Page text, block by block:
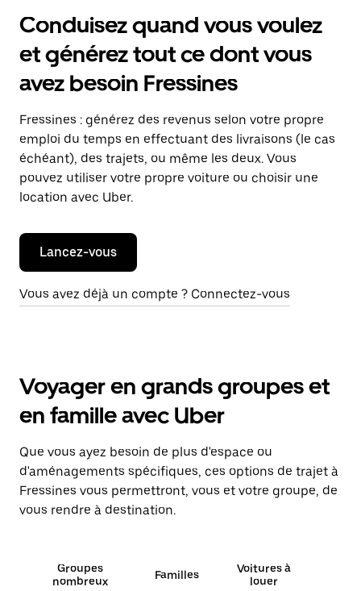
Conduisez quand vous voulez
et générez tout ce dont vous
avez besoin Fressines
Fressines : générez des revenus selon votre propre
emploi du temps en effectuant des livraisons (le cas
échéant), des trajets, ou même les deux. Vous
pouvez utiliser votre propre voiture ou choisir une
location avec Uber.
Lancez-vous
Vous avez déjà un compte ? Connectez-vous
Voyager en grands groupes et
en famille avec Uber
Que vous ayez besoin de plus d'espace ou
d'aménagements spécifiques, ces options de trajet à
Fressines vous permettront, vous et votre groupe, de
vous rendre à destination.
Groupes
nombreux
Familles
Voitures à
louer